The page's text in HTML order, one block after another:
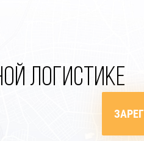
ЛОГИСТИКЕ